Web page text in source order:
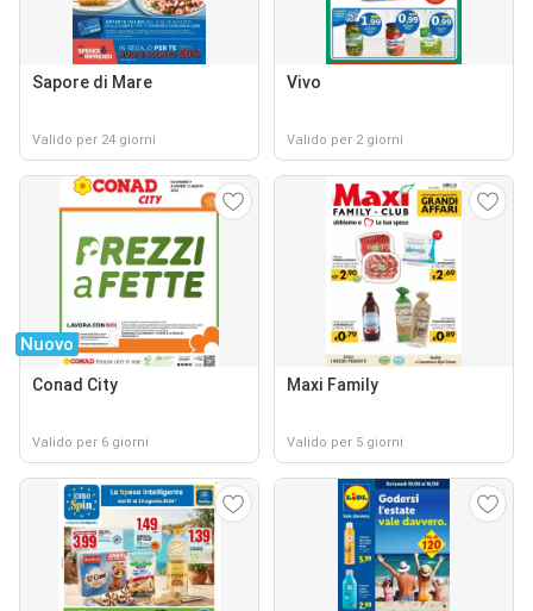
Sapore di Mare
Valido per 24 giorni
Vivo
Valido per 2 giorni
Nuovo
Conad City
Valido per 6 giorni
Maxi Family
Valido per 5 giorni